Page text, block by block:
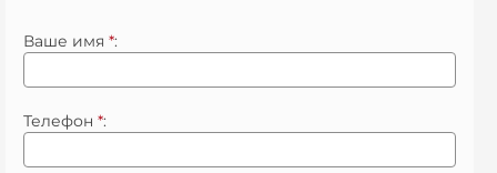
Ваше имя *:
Телефон *: